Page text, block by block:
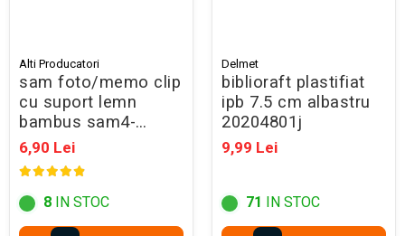
Alti Producatori
sam foto/memo clip
cu suport lemn
bambus sam4-
ap864011 nou
6,90 Lei
8 IN STOC
Delmet
biblioraft plastifiat
ipb 7.5 cm albastru
20204801j
9,99 Lei
71 IN STOC